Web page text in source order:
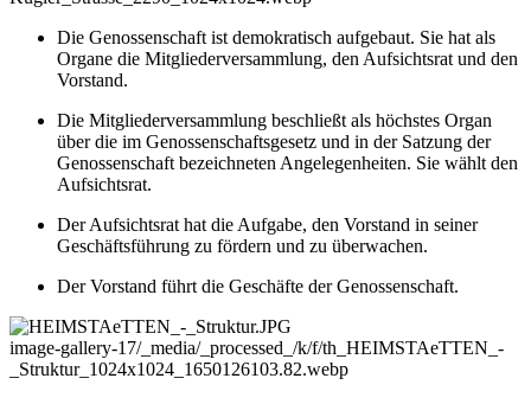
Die Genossenschaft ist demokratisch aufgebaut. Sie hat als
Organe die Mitgliederversammlung, den Aufsichtsrat und den
Vorstand.
Die Mitgliederversammlung beschließt als höchstes Organ
über die im Genossenschaftsgesetz und in der Satzung der
Genossenschaft bezeichneten Angelegenheiten. Sie wählt den
Aufsichtsrat.
Der Aufsichtsrat hat die Aufgabe, den Vorstand in seiner
Geschäftsführung zu fördern und zu überwachen.
Der Vorstand führt die Geschäfte der Genossenschaft.
image-gallery-17/_media/_processed_/k/f/th_HEIMSTAeTTEN_-
_Struktur_1024x1024_1650126103.82.webp